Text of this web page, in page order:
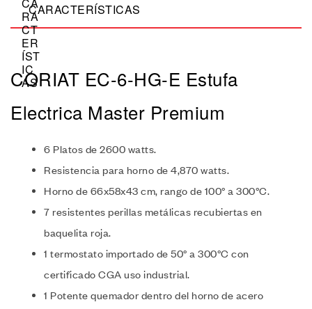
CARACTERÍSTICAS
CORIAT EC-6-HG-E Estufa
Electrica Master Premium
6 Platos de 2600 watts.
Resistencia para horno de 4,870 watts.
Horno de 66x58x43 cm, rango de 100° a 300°C.
7 resistentes perillas metálicas recubiertas en
baquelita roja.
1 termostato importado de 50° a 300°C con
certificado CGA uso industrial.
1 Potente quemador dentro del horno de acero